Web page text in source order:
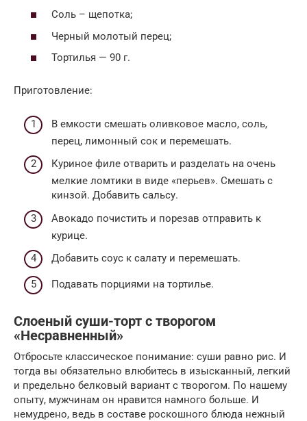
Соль – щепотка;
Черный молотый перец;
Тортилья — 90 г.
Приготовление:
В емкости смешать оливковое масло, соль,
перец, лимонный сок и перемешать.
Куриное филе отварить и разделать на очень
мелкие ломтики в виде «перьев». Смешать с
кинзой. Добавить сальсу.
Авокадо почистить и порезав отправить к
курице.
Добавить соус к салату и перемешать.
Подавать порциями на тортилье.
Слоеный суши-торт с творогом
«Несравненный»
Отбросьте классическое понимание: суши равно рис. И
тогда вы обязательно влюбитесь в изысканный, легкий
и предельно белковый вариант с творогом. По нашему
опыту, мужчинам он нравится намного больше. И
немудрено, ведь в составе роскошного блюда нежный